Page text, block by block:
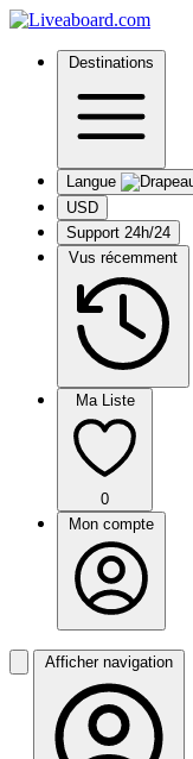
Destinations
Langue
USD
Support 24h/24
Vus récemment
Ma Liste
0
Mon compte
Afficher navigation